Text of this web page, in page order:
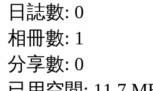
日誌數: 0
相冊數: 1
分享數: 0